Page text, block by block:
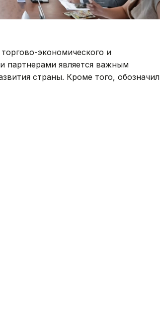
экономического и
партнерами является важным
страны. Кроме того, обозначил